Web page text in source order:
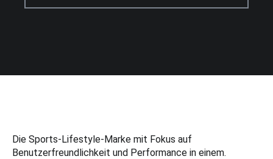
Die Sports-Lifestyle-Marke mit Fokus auf
Benutzerfreundlichkeit und Performance in einem.